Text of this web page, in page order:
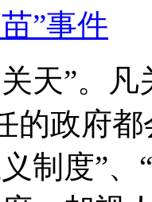
”事件
天”。
的政府
制度”